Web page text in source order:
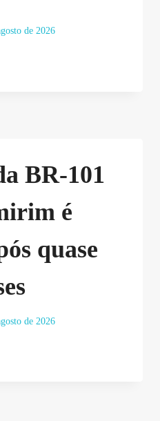
de 2026
BR-101
é
quase
de 2026